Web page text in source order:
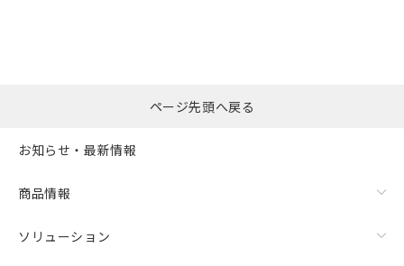
ページ先頭へ戻る
お知らせ・最新情報
商品情報
ソリューション